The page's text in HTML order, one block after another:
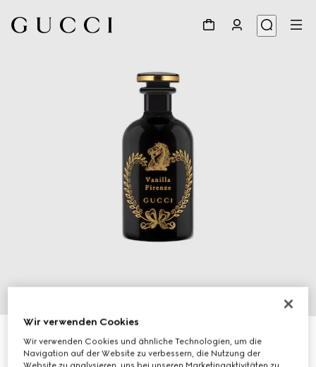
The Alchemist's Garden, Vanilla Firenze, 100 ml, Eau De
Parfum
Wir verwenden Cookies
Wir verwenden Cookies und ähnliche Technologien, um die
Navigation auf der Website zu verbessern, die Nutzung der